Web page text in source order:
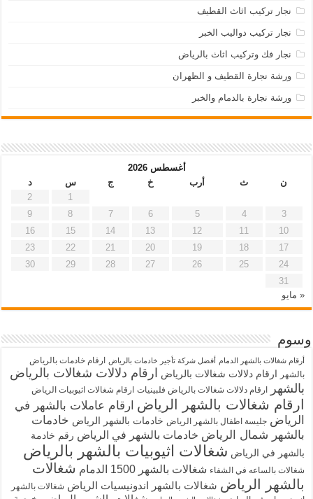
نجار تركيب اثاث القطيف
نجار تركيب دواليب الخبر
نجار فك وتركيب اثاث بالرياض
ورشة نجارة القطيف و الظهران
ورشة نجارة بالدمام والخبر
أغسطس 2026
ن
ث أرب خ ج س
د
1
2
3
4
5
6
7
8
9
10
11
12
13
14
15
16
17
18
19
20
21
22
23
24
25
26
27
28
29
30
31
« مايو
وسوم
أرقام شغالات بالشهر الدمام أفضل شركة تأجير خادمات بالرياض
ارقام خادمات بالرياض
بالشهر
ارقام دلالات شغالات بالرياض ارقام دلالات شغالات بالرياض
بالشهر
ارقام دلالات شغالات بالرياض فلبينيات ارقام شغالات اثيوبيات الرياض
ارقام شغالات بالشهر الرياض ارقام عاملات بالشهر في
الرياض جليسة اطفال بالشهر الرياض خادمات بالشهر الرياض خادمات
بالشهر شمال الرياض خادمات بالشهر في الرياض رقم خادمة
بالشهر في الرياض شغالات اثيوبيات بالشهر بالرياض
شغالات بالساعه في الشفاء شغالات بالشهر 1500 الدمام
شغالات
بالشهر الرياض شغالات بالشهر اندونيسيات الرياض شغالات بالشهر